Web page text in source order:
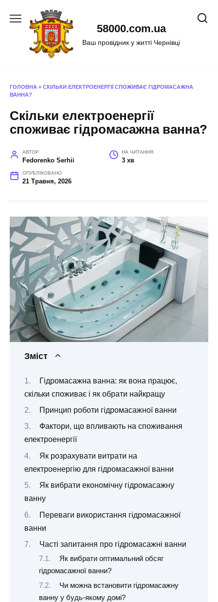
58000.com.ua
Ваш провідник у житті Чернівці
ГОЛОВНА » СКІЛЬКИ ЕЛЕКТРОЕНЕРГІЇ СПОЖИВАЄ ГІДРОМАСАЖНА
ВАННА?
Скільки електроенергії
споживає гідромасажна ванна?
АВТОР
Fedorenko Serhii
НА ЧИТАННЯ
3 хв
ОПУБЛІКОВАНО
21 Травня, 2026
Зміст
Гідромасажна ванна: як вона працює,
скільки споживає і як обрати найкращу
Принцип роботи гідромасажної ванни
Фактори, що впливають на споживання
електроенергії
Як розрахувати витрати на
електроенергію для гідромасажної ванни
Як вибрати економічну гідромасажну
ванну
Переваги використання гідромасажної
ванни
Часті запитання про гідромасажні ванни
Як вибрати оптимальний обсяг
гідромасажної ванни?
Чи можна встановити гідромасажну
ванну у будь-якому домі?